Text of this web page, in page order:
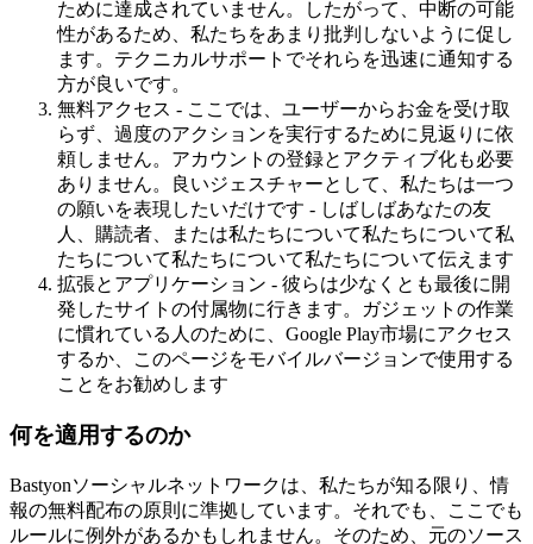
ために達成されていません。したがって、中断の可能
性があるため、私たちをあまり批判しないように促し
ます。テクニカルサポートでそれらを迅速に通知する
方が良いです。
無料アクセス - ここでは、ユーザーからお金を受け取
らず、過度のアクションを実行するために見返りに依
頼しません。アカウントの登録とアクティブ化も必要
ありません。良いジェスチャーとして、私たちは一つ
の願いを表現したいだけです - しばしばあなたの友
人、購読者、または私たちについて私たちについて私
たちについて私たちについて私たちについて伝えます
拡張とアプリケーション - 彼らは少なくとも最後に開
発したサイトの付属物に行きます。ガジェットの作業
に慣れている人のために、Google Play市場にアクセス
するか、このページをモバイルバージョンで使用する
ことをお勧めします
何を適用するのか
Bastyonソーシャルネットワークは、私たちが知る限り、情
報の無料配布の原則に準拠しています。それでも、ここでも
ルールに例外があるかもしれません。そのため、元のソース